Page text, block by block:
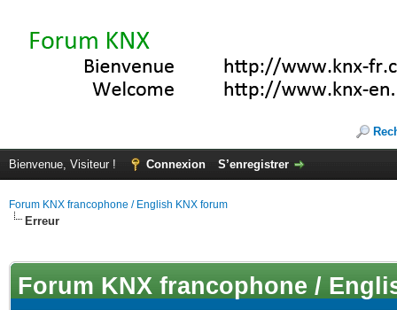
Bienvenue, Visiteur ! Connexion S’enregistrer
Forum KNX francophone / English KNX forum
Erreur
Forum KNX francophone /